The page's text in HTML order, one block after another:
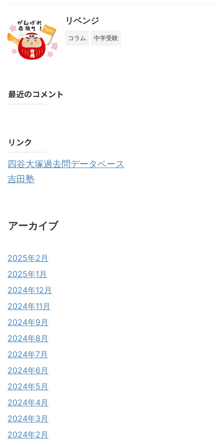
リベンジ
コラム 中学受験
最近のコメント
リンク
四谷大塚過去問データベース
吉田塾
アーカイブ
2025年2月
2025年1月
2024年12月
2024年11月
2024年9月
2024年8月
2024年7月
2024年6月
2024年5月
2024年4月
2024年3月
2024年2月